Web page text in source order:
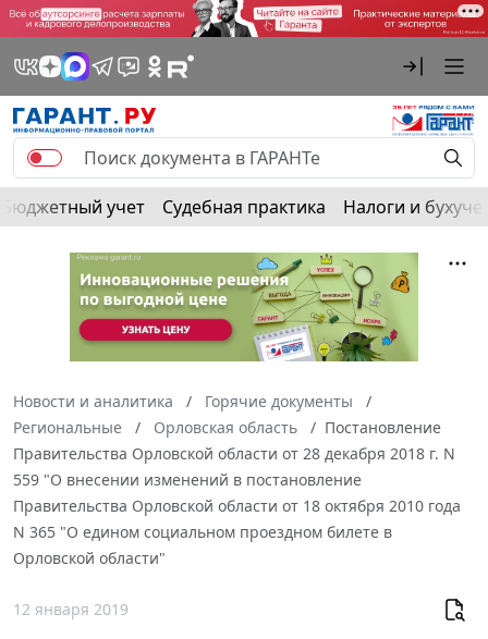
Бюджетный учет Судебная практика Налоги и
Новости и аналитика
Горячие документы
Региональные
Орловская область
Постановление
Правительства Орловской области от 28 декабря 2018 г. N
559 "О внесении изменений в постановление
Правительства Орловской области от 18 октября 2010 года
N 365 "О едином социальном проездном билете в
Орловской области"
12 января 2019